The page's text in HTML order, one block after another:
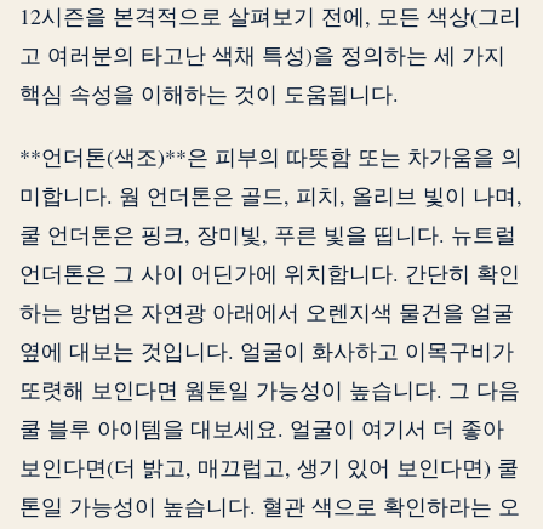
12시즌을 본격적으로 살펴보기 전에, 모든 색상(그리
고 여러분의 타고난 색채 특성)을 정의하는 세 가지
핵심 속성을 이해하는 것이 도움됩니다.
**언더톤(색조)**은 피부의 따뜻함 또는 차가움을 의
미합니다. 웜 언더톤은 골드, 피치, 올리브 빛이 나며,
쿨 언더톤은 핑크, 장미빛, 푸른 빛을 띱니다. 뉴트럴
언더톤은 그 사이 어딘가에 위치합니다. 간단히 확인
하는 방법은 자연광 아래에서 오렌지색 물건을 얼굴
옆에 대보는 것입니다. 얼굴이 화사하고 이목구비가
또렷해 보인다면 웜톤일 가능성이 높습니다. 그 다음
쿨 블루 아이템을 대보세요. 얼굴이 여기서 더 좋아
보인다면(더 밝고, 매끄럽고, 생기 있어 보인다면) 쿨
톤일 가능성이 높습니다. 혈관 색으로 확인하라는 오